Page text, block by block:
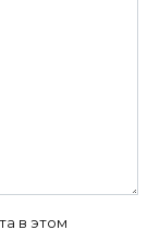
в этом